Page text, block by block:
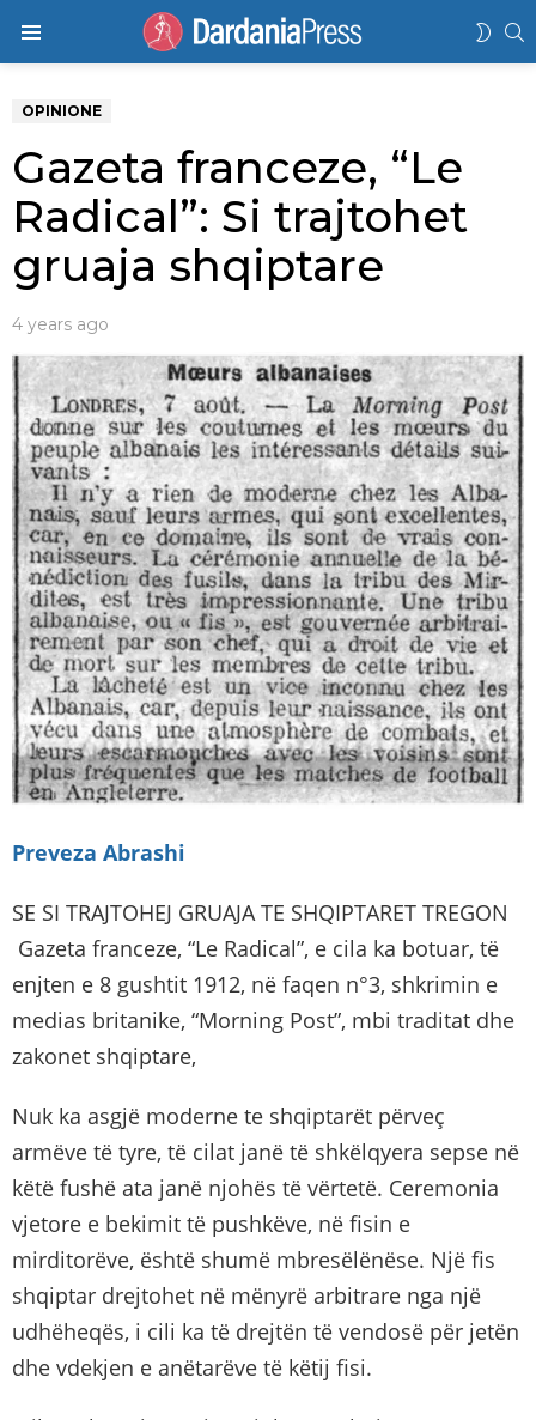
OPINIONE
Gazeta franceze, “Le
Radical”: Si trajtohet
gruaja shqiptare
4 years ago
Preveza Abrashi
SE SI TRAJTOHEJ GRUAJA TE SHQIPTARET TREGON
Gazeta franceze, “Le Radical”, e cila ka botuar, të
enjten e 8 gushtit 1912, në faqen n°3, shkrimin e
medias britanike, “Morning Post”, mbi traditat dhe
zakonet shqiptare,
Nuk ka asgjë moderne te shqiptarët përveç
armëve të tyre, të cilat janë të shkëlqyera sepse në
këtë fushë ata janë njohës të vërtetë. Ceremonia
vjetore e bekimit të pushkëve, në fisin e
mirditorëve, është shumë mbresëlënëse. Një fis
shqiptar drejtohet në mënyrë arbitrare nga një
udhëheqës, i cili ka të drejtën të vendosë për jetën
dhe vdekjen e anëtarëve të këtij fisi.